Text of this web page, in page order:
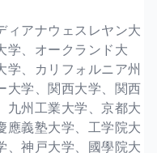
ィアナウェスレヤン大
学、オークランド大
学、カリフォルニア州
大学、関西大学、関西
九州工業大学、京都大
應義塾大学、工学院大
、神戸大学、國學院大